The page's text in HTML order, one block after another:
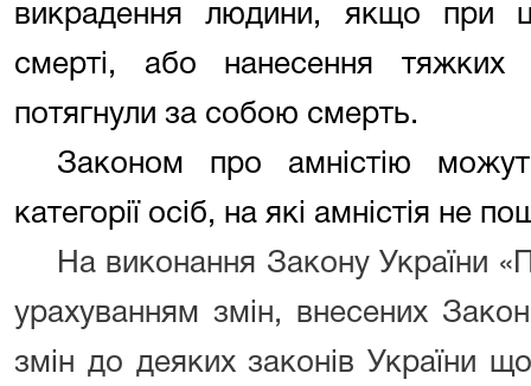
викрадення людини, якщо при
смерті, або нанесення
потягнули за собою смерть.
Законом про амністію
категорії осіб, на які амністія не
На виконання Закону України
урахуванням змін, внесених
змін до деяких законів України